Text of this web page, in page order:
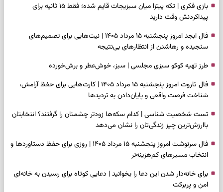
بازی فکری | تکه پیتزا میان سبزیجات قایم شده؛ فقط ۱۵ ثانیه برای
پیداکردنش وقت دارید
فال ابجد امروز پنجشنبه ۱۵ مرداد ۱۴۰۵ | نیت‌هایی برای تصمیم‌های
سنجیده و رهاشدن از انتظارهای بی‌نتیجه
طرز تهیه کوکو سبزی مجلسی | سبز، خوش‌عطر و برش‌خورده
فال تاروت امروز پنجشنبه ۱۵ مرداد ۱۴۰۵ | کارت‌هایی برای حفظ آرامش،
شناخت فرصت واقعی و پایان‌دادن به تردیدها
تست شخصیت شناسی | کدام سکه‌ها زودتر چشمتان را گرفتند؟ انتخابتان
باارزش‌ترین چیز زندگی‌تان را نشان می‌دهد
فال سرنوشت امروز پنجشنبه ۱۵ مرداد ۱۴۰۵ | روزی برای حفظ دستاوردها و
انتخاب مسیرهای کم‌هزینه‌تر
برای خانه‌دار شدن این دعا را بخوانید | دعایی کوتاه برای رسیدن به خانه‌ای
امن و پربرکت